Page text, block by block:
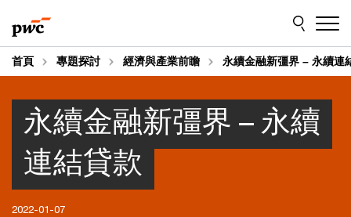
to
content
to
footer
首頁 專題探討 經濟與產業前瞻 永續金融新彊界 – 永續連
永續金融新彊界 – 永續
連結貸款
2022-01-07